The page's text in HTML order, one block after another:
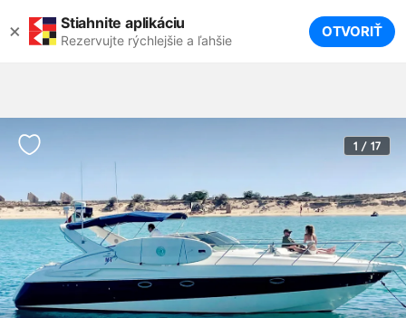
× Stiahnite aplikáciu
Rezervujte rýchlejšie a ľahšie OTVORIŤ
1 / 17